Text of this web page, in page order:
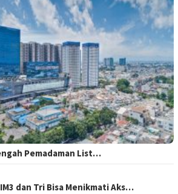
Pemadaman List…
dan Tri Bisa Menikmati Aks…